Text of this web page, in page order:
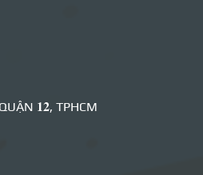
𝟏𝟐, TPHCM